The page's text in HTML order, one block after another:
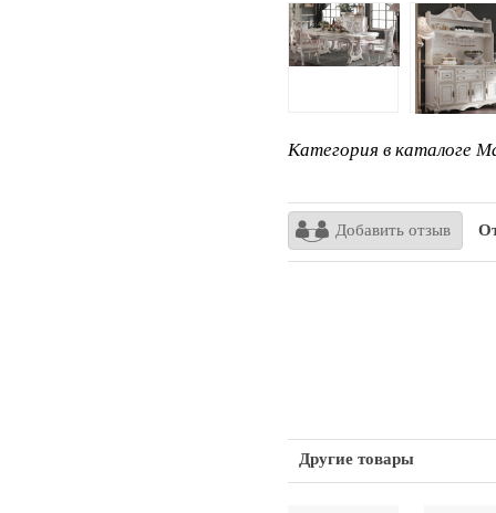
Категория в каталоге
Добавить отзыв
Другие товары